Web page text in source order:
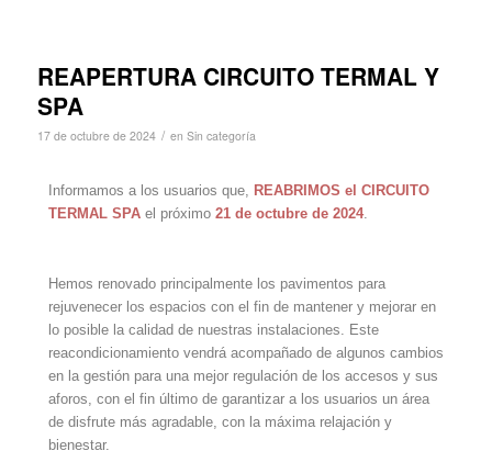
REAPERTURA CIRCUITO TERMAL Y
SPA
17 de octubre de 2024 / en Sin categoría
Informamos a los usuarios que, REABRIMOS el CIRCUITO
TERMAL SPAel próximo 21 de octubre de 2024.
Hemos renovado principalmente los pavimentos para
rejuvenecer los espacios con el fin de mantener y mejorar en
lo posible la calidad de nuestras instalaciones. Este
reacondicionamiento vendrá acompañado de algunos cambios
en la gestión para una mejor regulación de los accesos y sus
aforos, con el fin último de garantizar a los usuarios un área
de disfrute más agradable, con la máxima relajación y
bienestar.